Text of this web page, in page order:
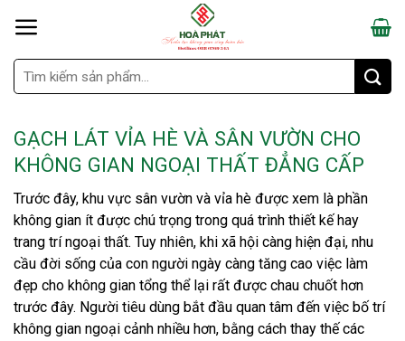
Search
for:
GẠCH LÁT VỈA HÈ VÀ SÂN VƯỜN CHO
KHÔNG GIAN NGOẠI THẤT ĐẲNG CẤP
Trước đây, khu vực sân vườn và vỉa hè được xem là phần
không gian ít được chú trọng trong quá trình thiết kế hay
trang trí ngoại thất. Tuy nhiên, khi xã hội càng hiện đại, nhu
cầu đời sống của con người ngày càng tăng cao việc làm
đẹp cho không gian tổng thể lại rất được chau chuốt hơn
trước đây. Người tiêu dùng bắt đầu quan tâm đến việc bố trí
không gian ngoại cảnh nhiều hơn, bằng cách thay thế các